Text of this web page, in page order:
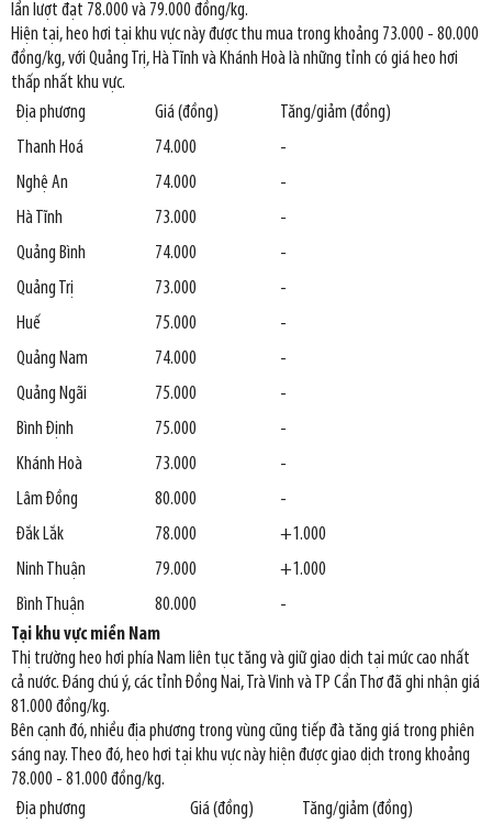
lần lượt đạt 78.000 và 79.000 đồng/kg.
Hiện tại, heo hơi tại khu vực này được thu mua trong khoảng 73.000 - 80.000
đồng/kg, với Quảng Trị, Hà Tĩnh và Khánh Hoà là những tỉnh có giá heo hơi
thấp nhất khu vực.
Địa phương
Giá (đồng)
Tăng/giảm (đồng)
Thanh Hoá
74.000
-
Nghệ An
74.000
-
Hà Tĩnh
73.000
-
Quảng Bình
74.000
-
Quảng Trị
73.000
-
Huế
75.000
-
Quảng Nam
74.000
-
Quảng Ngãi
75.000
-
Bình Định
75.000
-
Khánh Hoà
73.000
-
Lâm Đồng
80.000
-
Đắk Lắk
78.000
+1.000
Ninh Thuận
79.000
+1.000
Bình Thuận
80.000
-
Tại khu vực miền Nam
Thị trường heo hơi phía Nam liên tục tăng và giữ giao dịch tại mức cao nhất
cả nước. Đáng chú ý, các tỉnh Đồng Nai, Trà Vinh và TP Cần Thơ đã ghi nhận giá
81.000 đồng/kg.
Bên cạnh đó, nhiều địa phương trong vùng cũng tiếp đà tăng giá trong phiên
sáng nay. Theo đó, heo hơi tại khu vực này hiện được giao dịch trong khoảng
78.000 - 81.000 đồng/kg.
Địa phương
Giá (đồng)
Tăng/giảm (đồng)